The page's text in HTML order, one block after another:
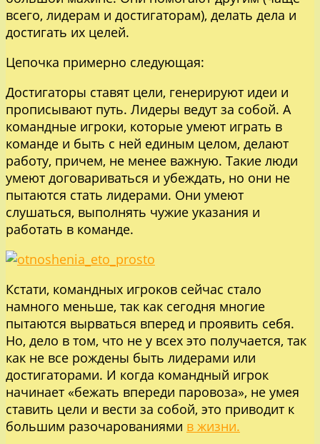
всего, лидерам и достигаторам), делать дела и
достигать их целей.
Цепочка примерно следующая:
Достигаторы ставят цели, генерируют идеи и
прописывают путь. Лидеры ведут за собой. А
командные игроки, которые умеют играть в
команде и быть с ней единым целом, делают
работу, причем, не менее важную. Такие люди
умеют договариваться и убеждать, но они не
пытаются стать лидерами. Они умеют
слушаться, выполнять чужие указания и
работать в команде.
Кстати, командных игроков сейчас стало
намного меньше, так как сегодня многие
пытаются вырваться вперед и проявить себя.
Но, дело в том, что не у всех это получается, так
как не все рождены быть лидерами или
достигаторами. И когда командный игрок
начинает «бежать впереди паровоза», не умея
ставить цели и вести за собой, это приводит к
большим разочарованиями в жизни.